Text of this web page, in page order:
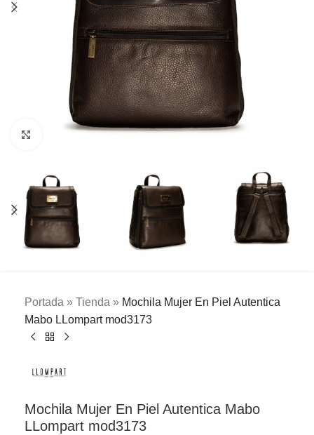
Clic para ampliar
Portada » Tienda » Mochila Mujer En Piel Autentica
Mabo LLompart mod3173
Mochila Mujer En Piel Autentica Mabo
LLompart mod3173